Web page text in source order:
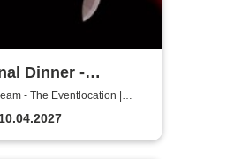
Dinner -
à la Carte
- The Eventlocation |